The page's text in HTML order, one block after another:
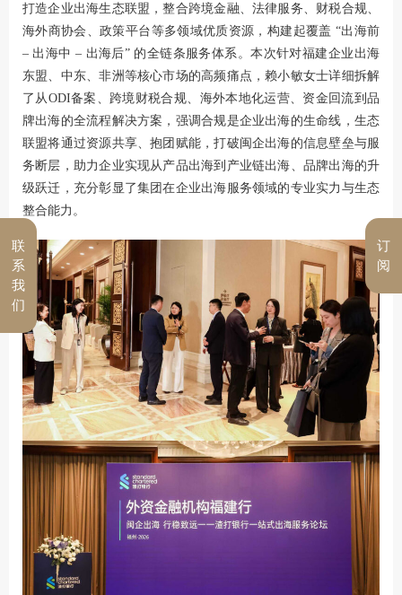
打造企业出海生态联盟，整合跨境金融、法律服务、财税合规、
海外商协会、政策平台等多领域优质资源，构建起覆盖 “出海前
– 出海中 – 出海后” 的全链条服务体系。本次针对福建企业出海
东盟、中东、非洲等核心市场的高频痛点，赖小敏女士详细拆解
了从ODI备案、跨境财税合规、海外本地化运营、资金回流到品
牌出海的全流程解决方案，强调合规是企业出海的生命线，生态
联盟将通过资源共享、抱团赋能，打破闽企出海的信息壁垒与服
务断层，助力企业实现从产品出海到产业链出海、品牌出海的升
级跃迁，充分彰显了集团在企业出海服务领域的专业实力与生态
整合能力。
订
阅
联
系
我
们